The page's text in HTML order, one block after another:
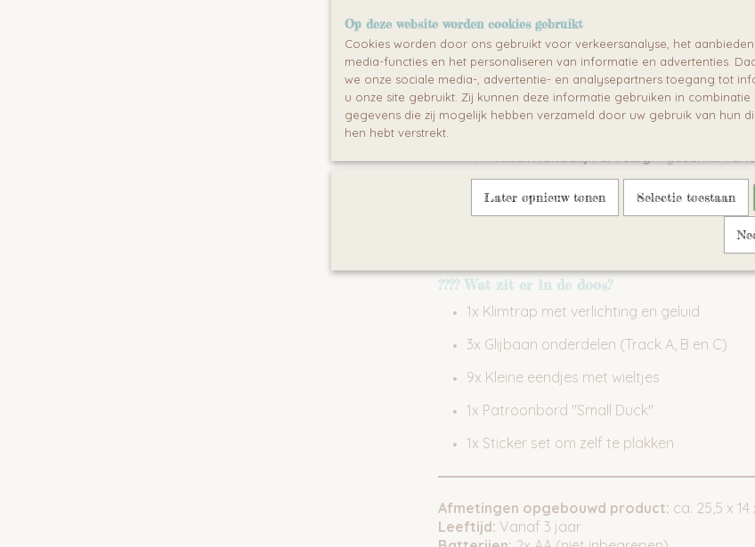
9 beweegbare eendjes
– blijven rollen
????Multi-layer design– met automatisch
????Batterij aangedreven– werkt op 2x
inbegrepen)
????Kindvriendelijk & veilig– geschikt
????? Eenvoudig in elkaar te zetten
met
stickers
????Wat zit er in de doos?
1x Klimtrap met verlichting en geluid
3x Glijbaan onderdelen (Track A, B en C)
9x Kleine eendjes met wieltjes
1x Patroonbord "Small Duck"
1x Sticker set om zelf te plakken
Afmetingen opgebouwd product: ca. 25,5 x
Leeftijd: Vanaf 3 jaar
Op deze website worden cookies gebruikt
Cookies worden door ons gebruikt voor verkeersanalyse, het
media-functies en het personaliseren van informatie en advertenties.
we onze sociale media-, advertentie- en analysepartners toegang tot
u onze site gebruikt. Zij kunnen deze informatie gebruiken in combinatie
gegevens die zij mogelijk hebben verzameld door uw gebruik van hun
hen hebt verstrekt.
Later opnieuw tonen Selectie toestaan